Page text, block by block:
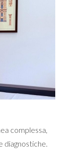
complessa,
diagnostiche.